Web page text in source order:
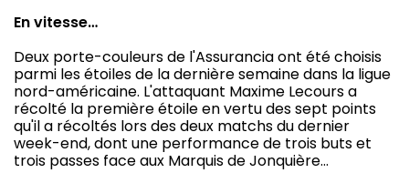
En vitesse…
Deux porte-couleurs de l'Assurancia ont été choisis
parmi les étoiles de la dernière semaine dans la ligue
nord-américaine. L'attaquant Maxime Lecours a
récolté la première étoile en vertu des sept points
qu'il a récoltés lors des deux matchs du dernier
week-end, dont une performance de trois buts et
trois passes face aux Marquis de Jonquière…